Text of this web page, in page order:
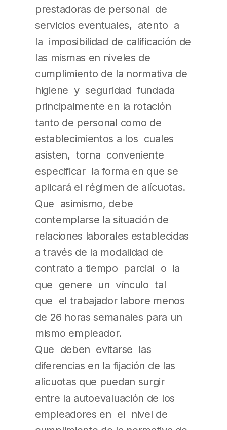
prestadoras de personal de
servicios eventuales, atento a
la imposibilidad de calificación de
las mismas en niveles de
cumplimiento de la normativa de
higiene y seguridad fundada
principalmente en la rotación
tanto de personal como de
establecimientos a los cuales
asisten, torna conveniente
especificar la forma en que se
aplicará el régimen de alícuotas.
Que asimismo, debe
contemplarse la situación de
relaciones laborales establecidas
a través de la modalidad de
contrato a tiempo parcial o la
que genere un vínculo tal
que el trabajador labore menos
de 26 horas semanales para un
mismo empleador.
Que deben evitarse las
diferencias en la fijación de las
alícuotas que puedan surgir
entre la autoevaluación de los
empleadores en el nivel de